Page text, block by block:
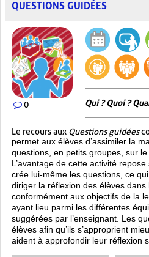
QUESTIONS GUIDÉES
0 Qui ? Quoi ?
Le recours aux Questions guidées
permet aux élèves d’assimiler la
questions, en petits groupes, sur
L’avantage de cette activité
crée lui-même les questions, ce
diriger la réflexion des élèves dans
conformément aux objectifs de la
ayant lieu parmi les différentes
suggérées par l’enseignant. Les
élèves afin qu’ils s’approprient
aident à approfondir leur réflexion